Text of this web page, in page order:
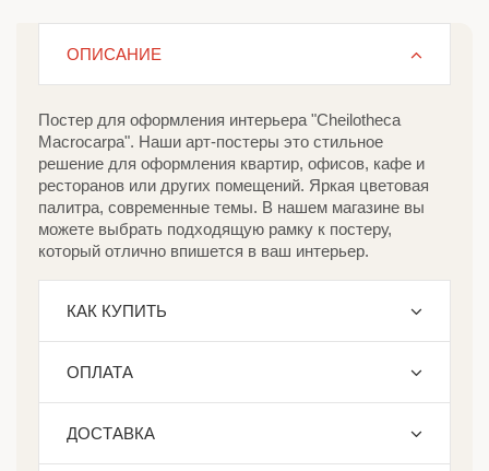
ОПИСАНИЕ
Постер для оформления интерьера "Cheilotheca
Macrocarpa". Наши арт-постеры это стильное
решение для оформления квартир, офисов, кафе и
ресторанов или других помещений. Яркая цветовая
палитра, современные темы. В нашем магазине вы
можете выбрать подходящую рамку к постеру,
который отлично впишется в ваш интерьер.
КАК КУПИТЬ
ОПЛАТА
ДОСТАВКА